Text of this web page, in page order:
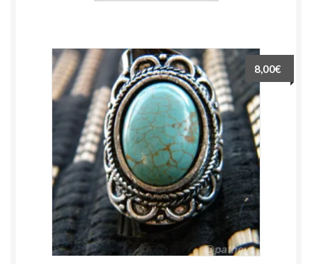
8,00€